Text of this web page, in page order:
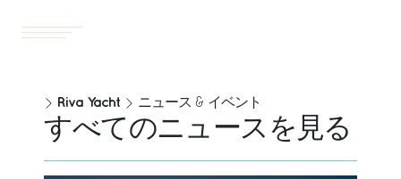
Riva Yacht ニュース & イベント
すべてのニュースを見る